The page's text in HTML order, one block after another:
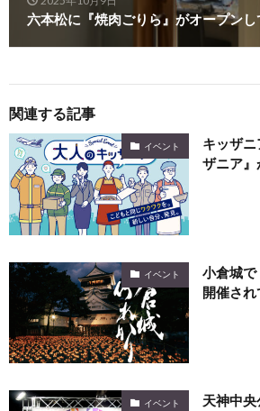
六本松に『焼肉ごりら』がオープンし
関連する記事
イベント
キッザ
ザニア
イベント
小倉城
開催さ
イベント
天神中